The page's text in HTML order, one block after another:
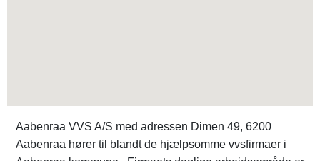
Aabenraa VVS A/S med adressen Dimen 49, 6200
Aabenraa hører til blandt de hjælpsomme vvsfirmaer i